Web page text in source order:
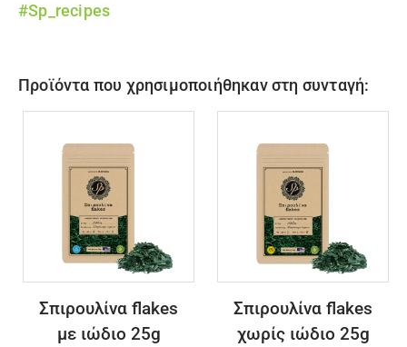
#Sp_recipes
Προϊόντα που χρησιμοποιήθηκαν στη συνταγή:
Σπιρουλίνα flakes
με ιώδιο 25g
Σπιρουλίνα flakes
χωρίς ιώδιο 25g